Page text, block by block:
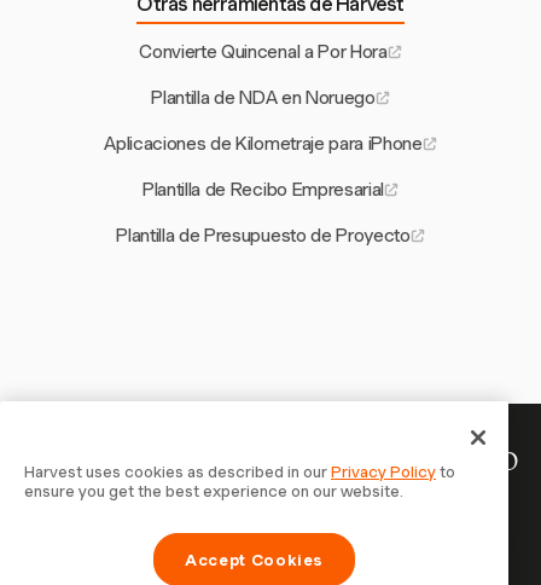
Convierte Quincenal a Por Hora
Plantilla de NDA en Noruego
Aplicaciones de Kilometraje para iPhone
Plantilla de Recibo Empresarial
Plantilla de Presupuesto de Proyecto
Tu tiempo merece ser registrado
— empieza ahora
Únete a más de 70.000 empresas que registran tiempo,
facturan a clientes y cobran más rápido con Harvest.
Harvest uses cookies as described in ourPrivacy Policyto
ensure you get the best experience on our website.
Accept Cookies